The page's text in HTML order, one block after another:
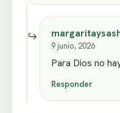
9 junio, 2026
Para Dios no
Responder